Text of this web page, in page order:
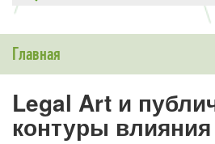
Главная
Legal Art и
контуры влияния